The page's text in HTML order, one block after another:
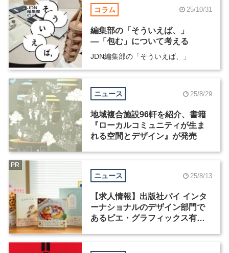
コラム 25/10/31
編集部の「そういえば、」
―「包む」について考える
JDN編集部の「そういえば、」
ニュース 25/8/29
地域複合施設96軒を紹介、書籍
『ローカルコミュニティが生ま
れる空間とデザイン』が発売
ニュース 25/8/13
【求人情報】出版社パイ インタ
ーナショナルのデザイン部門で
あるピエ・グラフィックス有限
PR